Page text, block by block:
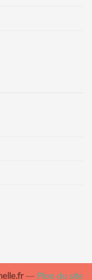
— Plan du site